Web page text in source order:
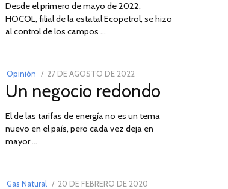
Desde el primero de mayo de 2022,
HOCOL, filial de la estatal Ecopetrol, se hizo
al control de los campos …
Opinión
POSTED
ON
27 DE AGOSTO DE 202230
DE
DE
2022
Un negocio redondo
El de las tarifas de energía no es un tema
nuevo en el país, pero cada vez deja en
mayor …
03
Gas Natural
POSTED
20 DE FEBRERO DE 2020